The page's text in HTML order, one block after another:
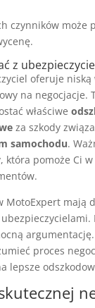
czynników może
z
oferuje niską
na negocjacje.
właściwe
za szkody
samochodu.
, która pomoże Ci
MotoExpert mają
proces
lepsze